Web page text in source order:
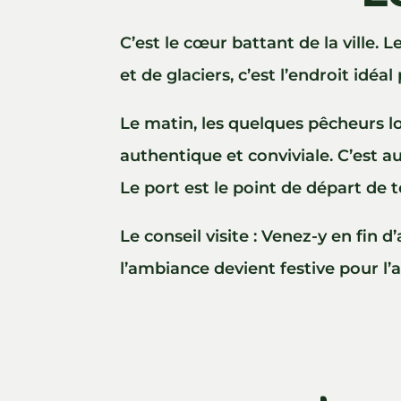
C’est le cœur battant de la ville.
et de glaciers, c’est l’endroit
Le matin, les quelques pêcheurs
authentique et conviviale. C’est
Le port est le point de départ de
Le conseil visite : Venez-y en fin
l’ambiance devient festive pour